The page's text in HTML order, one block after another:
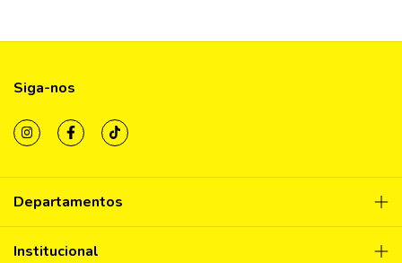
Siga-nos
Departamentos
Institucional